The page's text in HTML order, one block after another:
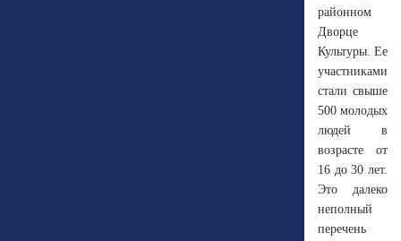
районном
Дворце
Культуры. Ее
участниками
стали свыше
500 молодых
людей в
возрасте от
16 до 30 лет.
Это далеко
неполный
перечень